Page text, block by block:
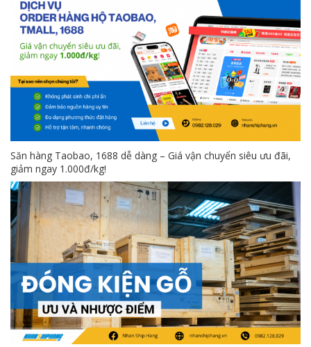
Săn hàng Taobao, 1688 dễ dàng – Giá vận chuyển siêu ưu đãi,
giảm ngay 1.000đ/kg!